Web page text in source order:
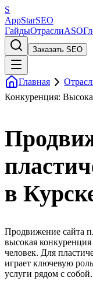
S
AppStarSEO
ГайдыОтраслиASO
Заказать SEO
Главная
Конкуренция:
в
Продвижение сайта
высокая
человек. Для
играет ключевую
услуги рядом с собой.